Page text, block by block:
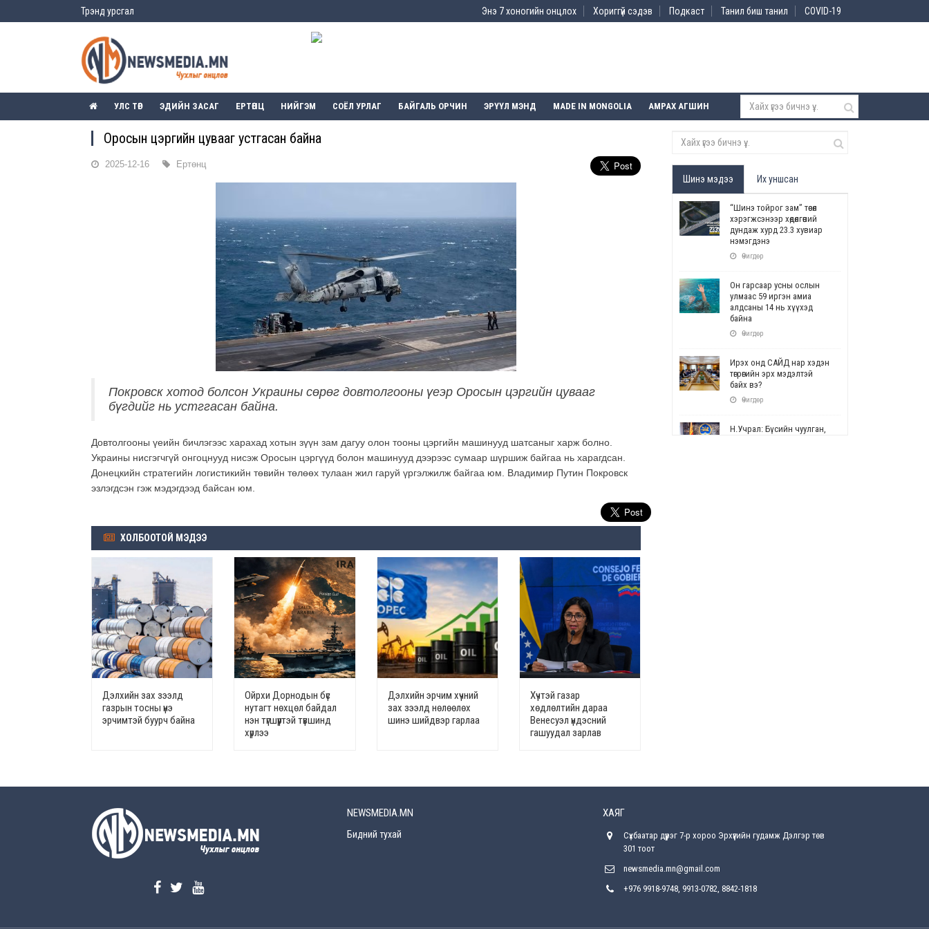
Трэнд урсгал Энэ 7 хоногийн онцлох Хориггүй сэдэв Подкаст Танил биш танил COVID-19
УЛС ТӨР ЭДИЙН ЗАСАГ ЕРТӨНЦ НИЙГЭМ СОЁЛ УРЛАГ БАЙГАЛЬ ОРЧИН ЭРҮҮЛ МЭНД MADE IN MONGOLIA АМРАХ АГШИН
Оросын цэргийн цувааг устгасан байна
2025-12-16 Ертөнц
Покровск хотод болсон Украины сөрөг довтолгооны үеэр Оросын цэргийн цувааг
бүгдийг нь устггасан байна.
Довтолгооны үеийн бичлэгээс харахад хотын зүүн зам дагуу олон тооны цэргийн машинууд шатсаныг харж болно.
Украины нисгэгчгүй онгоцнууд нисэж Оросын цэргүүд болон машинууд дээрээс сумаар шүршиж байгаа нь харагдсан.
Донецкийн стратегийн логистикийн төвийн төлөөх тулаан жил гаруй үргэлжилж байгаа юм. Владимир Путин Покровск
эзлэгдсэн гэж мэдэгдээд байсан юм.
ХОЛБООТОЙ МЭДЭЭ
Дэлхийн зах зээлд
газрын тосны үнэ
эрчимтэй буурч байна
Ойрхи Дорнодын бүс
нутагт нөхцөл байдал
нэн түгшүүртэй түвшинд
хүрлээ
Дэлхийн эрчим хүчний
зах зээлд нөлөөлөх
шинэ шийдвэр гарлаа
Хүчтэй газар
хөдлөлтийн дараа
Венесуэл үндэсний
гашуудал зарлав
Шинэ мэдээ Их уншсан
“Шинэ тойрог зам” төсөл
хэрэгжсэнээр хөдөлгөөний
дундаж хурд 23.3 хувиар
нэмэгдэнэ
Өчигдөр
Он гарсаар усны ослын
улмаас 59 иргэн амиа
алдсаны 14 нь хүүхэд
байна
Өчигдөр
Ирэх онд САЙД нар хэдэн
төгрөгийн эрх мэдэлтэй
байх вэ?
Өчигдөр
Н.Учрал: Бүсийн чуулган,
хэрэгжилтээ тайлагнадаг
Улсын онцгой комисс
2026-07-30
NEWSMEDIA.MN
Бидний тухай
ХАЯГ
Сүхбаатар дүүрэг 7-р хороо Эрхүүгийн гудамж Дэлгэр төв
301 тоот
newsmedia.mn@gmail.com
+976 9918-9748, 9913-0782, 8842-1818